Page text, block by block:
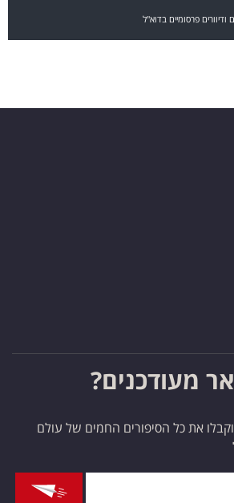
פרסומיים בדוא"ל
מעודכנים?
את כל הסיפורים החמים של עולם